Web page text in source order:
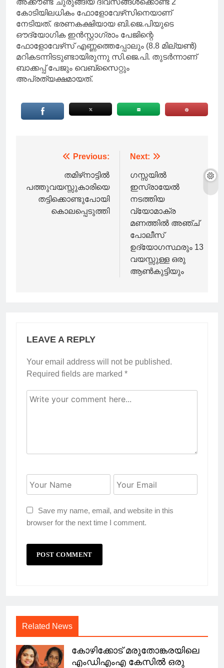
അക്കൗണ്ട് ചുരുങ്ങിയ ദിവസങ്ങൾക്കൊണ്ട് 2
കോടിയിലധികം ഫോളോവേഴ്‌സിനെയാണ്
നേടിയത്. ഭരണകക്ഷിയായ ബി.ജെ.പിയുടെ
ഔദ്യോഗിക ഇൻസ്റ്റാഗ്രാം പേജിന്റെ
ഫോളോവേഴ്‌സ് എണ്ണത്തെപ്പോലും (8.8 മില്യൺ)
മറികടന്നിടടുണ്ടായിരുന്നു സി.ജെ.പി. തുടർന്നാണ്
ബാക്കപ്പ് പേജും വെബ്‌സൈറ്റും
അപ്രത്യക്ഷമായത്.
navigation
Previous:
തമിഴ്‌നാട്ടില്‍
പത്തുവയസ്സുകാരിയെ
തട്ടിക്കൊണ്ടുപോയി
കൊലപ്പെടുത്തി
Next:
ഗസ്സയിൽ
ഇസ്രായേൽ
നടത്തിയ
വ്യോമാക്ര
മണത്തിൽ അഞ്ച്
പോലീസ്
ഉദ്യോഗസ്ഥരും 13
വയസ്സുള്ള ഒരു
ആൺകുട്ടിയും
LEAVE A REPLY
Your email address will not be published.
Required fields are marked *
Save my name, email, and website in this
browser for the next time I comment.
Related News
കോഴിക്കോട് മരുതോങ്കരയിലെ
എംഡിഎംഎ കേസിൽ ഒരു